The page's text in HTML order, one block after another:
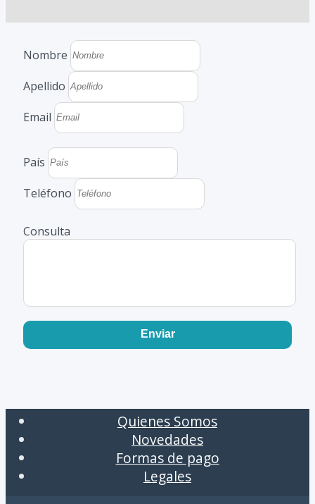
Nombre
Apellido
Email
País
Teléfono
Consulta
Enviar
Quienes Somos
Novedades
Formas de pago
Legales